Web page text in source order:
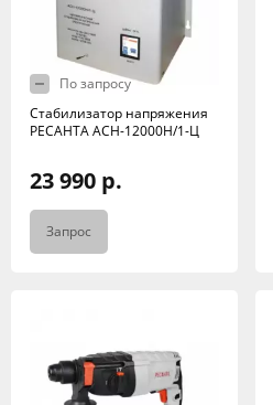
По запросу
Стабилизатор напряжения
РЕСАНТА АСН-12000Н/1-Ц
23 990 р.
Запрос